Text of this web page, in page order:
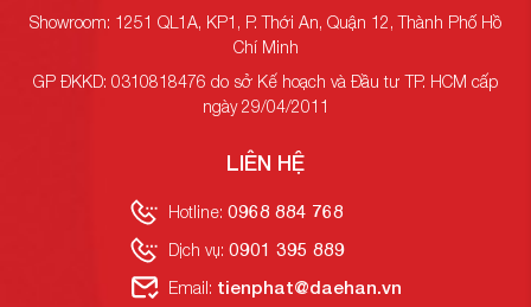
Showroom: 1251 QL1A, KP1, P. Thới An, Quận 12, Thành Phố Hồ
Chí Minh
GP ĐKKD: 0310818476 do sở Kế hoạch và Đầu tư TP. HCM cấp
ngày 29/04/2011
LIÊN HỆ
Hotline: 0968 884 768
Dịch vụ: 0901 395 889
Email: tienphat@daehan.vn